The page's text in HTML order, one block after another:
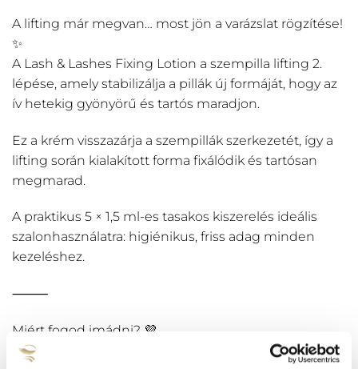
A lifting már megvan… most jön a varázslat rögzítése!
✨
A Lash & Lashes Fixing Lotion a szempilla lifting 2.
lépése, amely stabilizálja a pillák új formáját, hogy az
ív hetekig gyönyörű és tartós maradjon.
Ez a krém visszazárja a szempillák szerkezetét, így a
lifting során kialakított forma fixálódik és tartósan
megmarad.
A praktikus 5 × 1,5 ml-es tasakos kiszerelés ideális
szalonhasználatra: higiénikus, friss adag minden
kezeléshez.
⸻
Miért fogod imádni? 💜